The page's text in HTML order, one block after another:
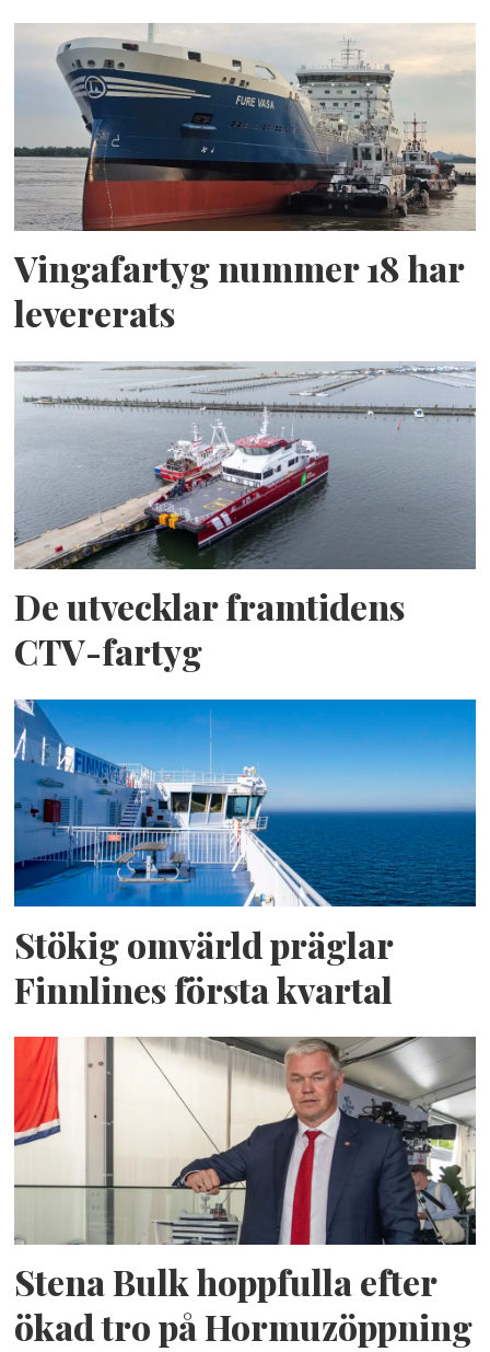
Vingafartyg nummer 18 har
levererats
De utvecklar framtidens
CTV-fartyg
Stökig omvärld präglar
Finnlines första kvartal
Stena Bulk hoppfulla efter
ökad tro på Hormuzöppning